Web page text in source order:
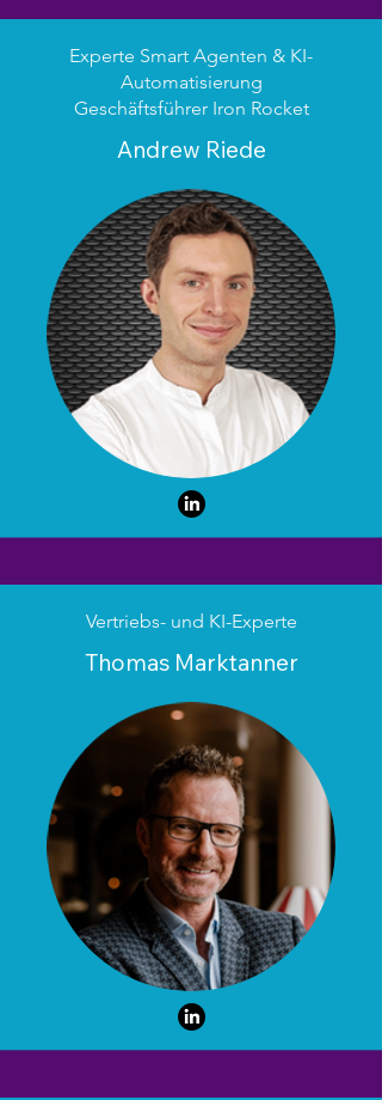
Experte Smart Agenten & KI-
Automatisierung
Geschäftsführer Iron Rocket
Andrew Riede
Vertriebs- und KI-Experte
Thomas Marktanner